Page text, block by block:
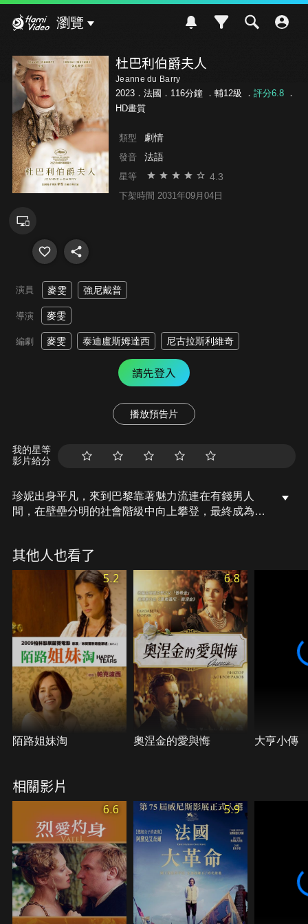
瀏覽
杜巴利伯爵夫人
Jeanne du Barry
2023．法國．116分鐘 ． 輔12級 ． 評分6.8．
HD畫質
類型 劇情
發音 法語
星等 4.3
下架時間 2031年09月04日
演員 麥雯 強尼戴普
導演 麥雯
編劇 麥雯 泰迪盧斯姆達西 尼古拉斯利維奇
請先登入
播放預告片
我的星等
影片給分
珍妮出身平凡，來到巴黎靠著魅力流連在有錢男人
間，在壁壘分明的社會階級中向上攀登，最終成為杜
妮成為了墜入愛河的國王的情婦，而珍妮帶著一身的
爭議進入了凡爾賽宮，在這保守封建的貴族社會中引
起軒然大波。
其他人也看了
5.2
陌路姐妹淘
6.8
奧涅金的愛與悔 大亨小傳
相關影片
6.6 5.9